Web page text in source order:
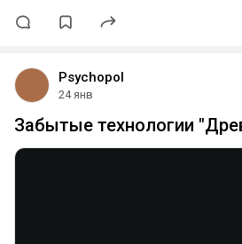
Psychopol
24 янв
Забытые технологии